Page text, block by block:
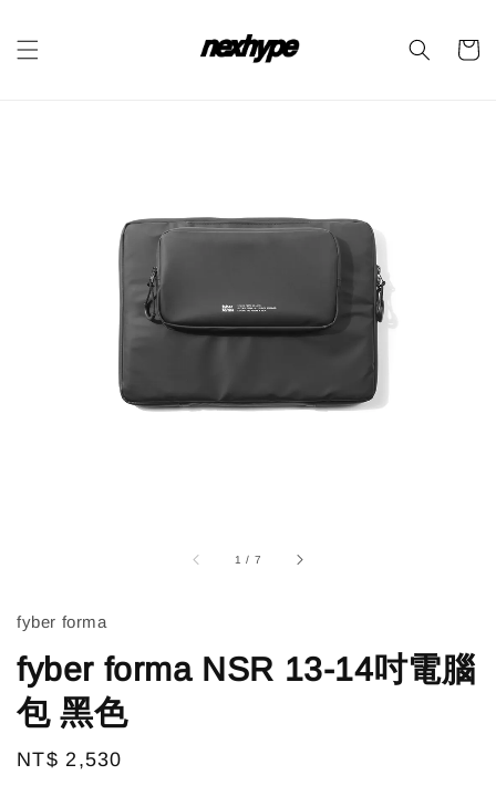
1 / 7
fyber forma
fyber forma NSR 13-14吋電腦
包 黑色
Regular
NT$ 2,530